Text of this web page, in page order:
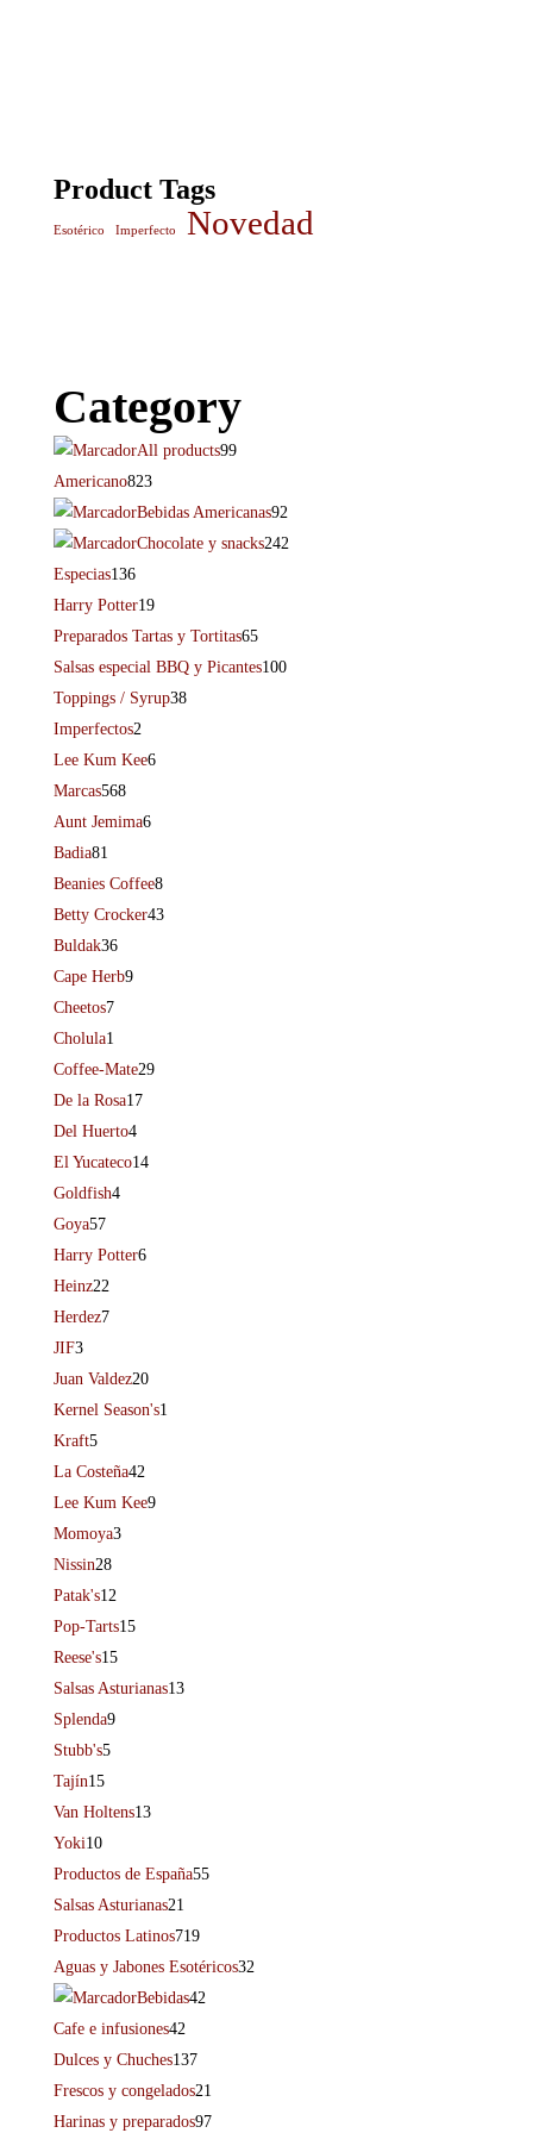
Product Tags
Esotérico Imperfecto Novedad
Category
All products99
Americano823
Bebidas Americanas92
Chocolate y snacks242
Especias136
Harry Potter19
Preparados Tartas y Tortitas65
Salsas especial BBQ y Picantes100
Toppings / Syrup38
Imperfectos2
Lee Kum Kee6
Marcas568
Aunt Jemima6
Badia81
Beanies Coffee8
Betty Crocker43
Buldak36
Cape Herb9
Cheetos7
Cholula1
Coffee-Mate29
De la Rosa17
Del Huerto4
El Yucateco14
Goldfish4
Goya57
Harry Potter6
Heinz22
Herdez7
JIF3
Juan Valdez20
Kernel Season's1
Kraft5
La Costeña42
Lee Kum Kee9
Momoya3
Nissin28
Patak's12
Pop-Tarts15
Reese's15
Salsas Asturianas13
Splenda9
Stubb's5
Tajín15
Van Holtens13
Yoki10
Productos de España55
Salsas Asturianas21
Productos Latinos719
Aguas y Jabones Esotéricos32
Bebidas42
Cafe e infusiones42
Dulces y Chuches137
Frescos y congelados21
Harinas y preparados97